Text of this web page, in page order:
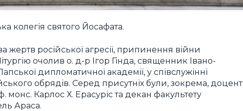
колегія святого Йосафата.
жертв російської агресії, припинення війни
очолив о. д-р Ігор Гінда, священник Івано-
дипломатичної академії, у співслужінні
обрядів. Серед присутніх були, зокрема, доцент
монс. Карлос Х. Ерасуріс та декан факультету
Араса.